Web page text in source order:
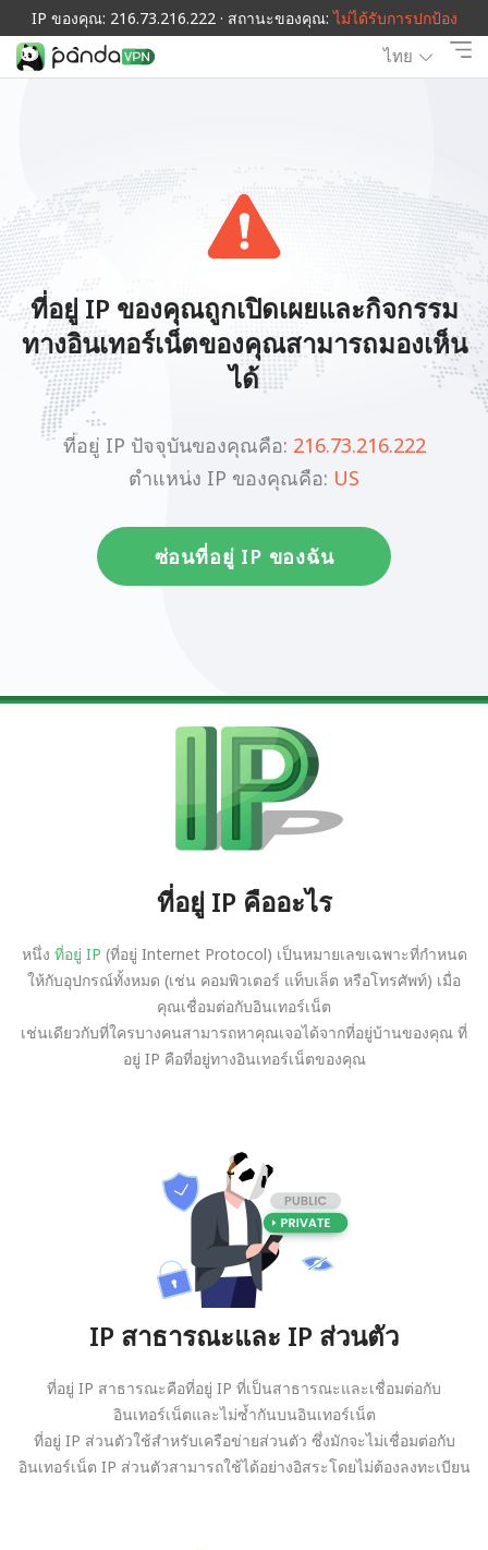
IP ของคุณ: 216.73.216.222 · สถานะของคุณ:ไม่ได้รับการปกป้อง
ไทย
ที่อยู่ IP ของคุณถูกเปิดเผยและกิจกรรม
ทางอินเทอร์เน็ตของคุณสามารถมองเห็น
ได้
ที่อยู่ IP ปัจจุบันของคุณคือ: 216.73.216.222
ตำแหน่ง IP ของคุณคือ: US
ซ่อนที่อยู่ IP ของฉัน
ที่อยู่ IP คืออะไร
หนึ่ง ที่อยู่ IP (ที่อยู่ Internet Protocol) เป็นหมายเลขเฉพาะที่กำหนด
ให้กับอุปกรณ์ทั้งหมด (เช่น คอมพิวเตอร์ แท็บเล็ต หรือโทรศัพท์) เมื่อ
คุณเชื่อมต่อกับอินเทอร์เน็ต
เช่นเดียวกับที่ใครบางคนสามารถหาคุณเจอได้จากที่อยู่บ้านของคุณ ที่
อยู่ IP คือที่อยู่ทางอินเทอร์เน็ตของคุณ
IP สาธารณะและ IP ส่วนตัว
ที่อยู่ IP สาธารณะคือที่อยู่ IP ที่เป็นสาธารณะและเชื่อมต่อกับ
อินเทอร์เน็ตและไม่ซ้ำกันบนอินเทอร์เน็ต
ที่อยู่ IP ส่วนตัวใช้สำหรับเครือข่ายส่วนตัว ซึ่งมักจะไม่เชื่อมต่อกับ
อินเทอร์เน็ต IP ส่วนตัวสามารถใช้ได้อย่างอิสระโดยไม่ต้องลงทะเบียน